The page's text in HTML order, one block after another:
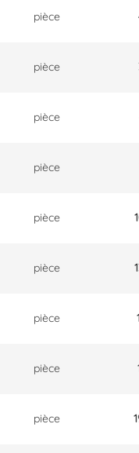
pièce
pièce
pièce
pièce
pièce
pièce
pièce
pièce
pièce